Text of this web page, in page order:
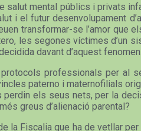
mental públics i privats
i el futur desenvolupament
transformar-se l’amor
les segones víctimes d’un
davant d’aquest fenomen.
professionals per al
paterno i maternofilials
els seus nets, per la
greus d’alienació parental?
la Fiscalia que ha de vetllar